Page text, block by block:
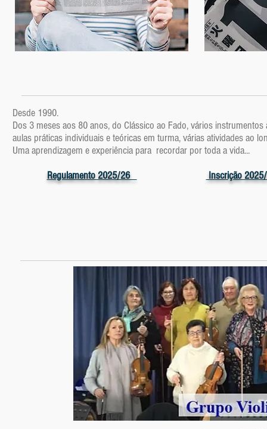
Desde 1990.
Dos 3 meses aos 80 anos, do Clássico ao Fado, vários instrumentos
aulas práticas individuais e teóricas em turma, várias atividades ao
Uma aprendizagem e experiência para recordar por toda a vida...
Regulamento 2025/26
Inscrição